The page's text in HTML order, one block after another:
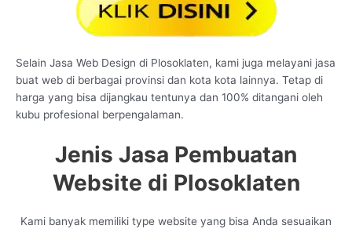
Selain Jasa Web Design di Plosoklaten, kami juga melayani jasa
buat web di berbagai provinsi dan kota kota lainnya. Tetap di
harga yang bisa dijangkau tentunya dan 100% ditangani oleh
kubu profesional berpengalaman.
Jenis Jasa Pembuatan
Website di Plosoklaten
Kami banyak memiliki type website yang bisa Anda sesuaikan